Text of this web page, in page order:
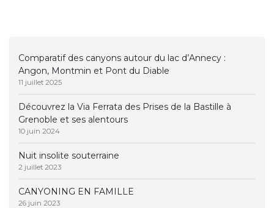
Comparatif des canyons autour du lac d’Annecy :
Angon, Montmin et Pont du Diable
11 juillet 2025
Découvrez la Via Ferrata des Prises de la Bastille à
Grenoble et ses alentours
10 juin 2024
Nuit insolite souterraine
2 juillet 2023
CANYONING EN FAMILLE
26 juin 2023